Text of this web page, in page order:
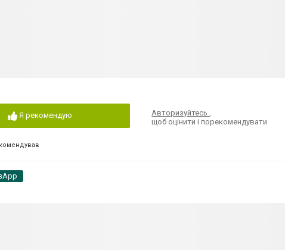
Я рекомендую Авторизуйтесь,
щоб оцінити і порекомендувати